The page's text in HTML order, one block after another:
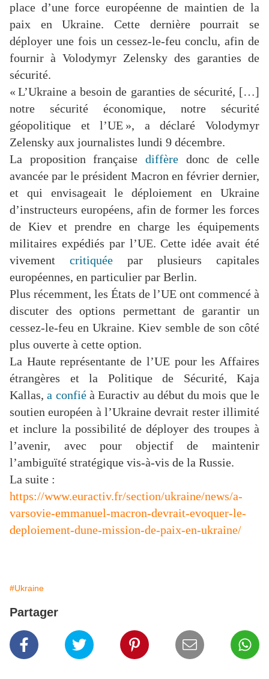
place d’une force européenne de maintien de la
paix en Ukraine. Cette dernière pourrait se
déployer une fois un cessez-le-feu conclu, afin de
fournir à Volodymyr Zelensky des garanties de
sécurité.
« L’Ukraine a besoin de garanties de sécurité, […]
notre sécurité économique, notre sécurité
géopolitique et l’UE », a déclaré Volodymyr
Zelensky aux journalistes lundi 9 décembre.
La proposition française diffère donc de celle
avancée par le président Macron en février dernier,
et qui envisageait le déploiement en Ukraine
d’instructeurs européens, afin de former les forces
de Kiev et prendre en charge les équipements
militaires expédiés par l’UE. Cette idée avait été
vivement critiquée par plusieurs capitales
européennes, en particulier par Berlin.
Plus récemment, les États de l’UE ont commencé à
discuter des options permettant de garantir un
cessez-le-feu en Ukraine. Kiev semble de son côté
plus ouverte à cette option.
La Haute représentante de l’UE pour les Affaires
étrangères et la Politique de Sécurité, Kaja
Kallas,a confiéà Euractiv au début du mois que le
soutien européen à l’Ukraine devrait rester illimité
et inclure la possibilité de déployer des troupes à
l’avenir, avec pour objectif de maintenir
l’ambiguïté stratégique vis-à-vis de la Russie.
La suite :
https://www.euractiv.fr/section/ukraine/news/a-
varsovie-emmanuel-macron-devrait-evoquer-le-
deploiement-dune-mission-de-paix-en-ukraine/
#Ukraine
Partager